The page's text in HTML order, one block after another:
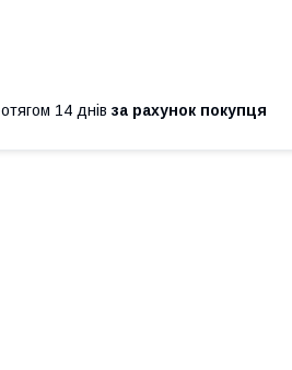
14 днів за рахунок покупця